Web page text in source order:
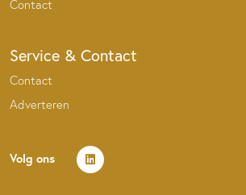
Contact
Service & Contact
Contact
Adverteren
Volg ons